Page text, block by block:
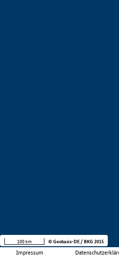
Impressum
100 km © Geobasis-DE / BKG 2015